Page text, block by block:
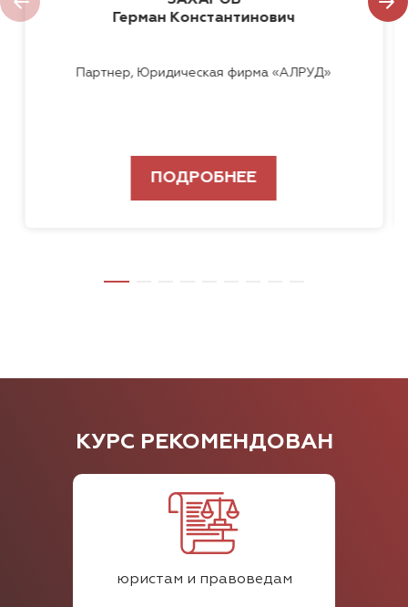
Герман Константинович
Партнер, Юридическая фирма «АЛРУД»
ПОДРОБНЕЕ
КУРС РЕКОМЕНДОВАН
юристам и правоведам